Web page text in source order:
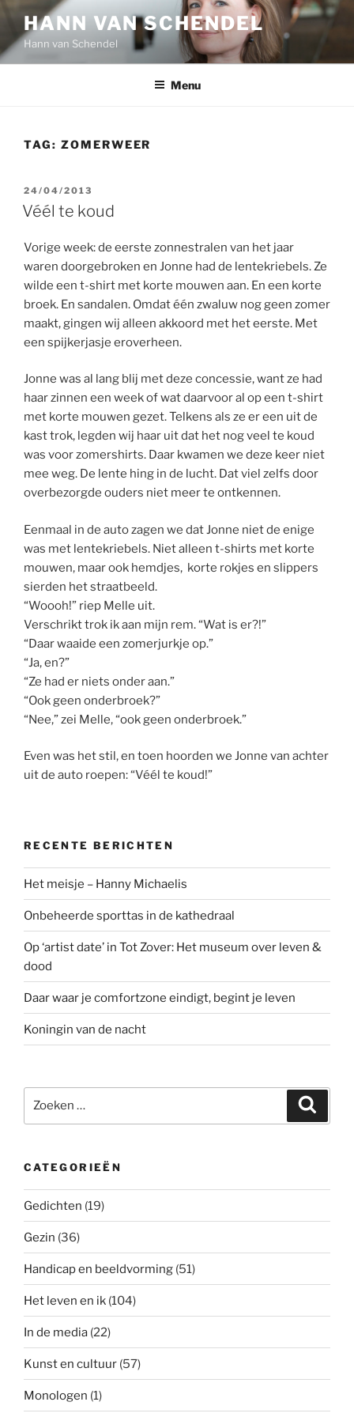
Ga
de
inhoud
HANN VAN SCHENDEL
Hann van Schendel
Menu
TAG: ZOMERWEER
GEPLAATST
OP
24/04/2013
Véél te koud
Vorige week: de eerste zonnestralen van het jaar
waren doorgebroken en Jonne had de lentekriebels. Ze
wilde een t-shirt met korte mouwen aan. En een korte
broek. En sandalen. Omdat één zwaluw nog geen zomer
maakt, gingen wij alleen akkoord met het eerste. Met
een spijkerjasje eroverheen.
Jonne was al lang blij met deze concessie, want ze had
haar zinnen een week of wat daarvoor al op een t-shirt
met korte mouwen gezet. Telkens als ze er een uit de
kast trok, legden wij haar uit dat het nog veel te koud
was voor zomershirts. Daar kwamen we deze keer niet
mee weg. De lente hing in de lucht. Dat viel zelfs door
overbezorgde ouders niet meer te ontkennen.
Eenmaal in de auto zagen we dat Jonne niet de enige
was met lentekriebels. Niet alleen t-shirts met korte
mouwen, maar ook hemdjes, korte rokjes en slippers
sierden het straatbeeld.
“Woooh!” riep Melle uit.
Verschrikt trok ik aan mijn rem. “Wat is er?!”
“Daar waaide een zomerjurkje op.”
“Ja, en?”
“Ze had er niets onder aan.”
“Ook geen onderbroek?”
“Nee,” zei Melle, “ook geen onderbroek.”
Even was het stil, en toen hoorden we Jonne van achter
uit de auto roepen: “Véél te koud!”
RECENTE BERICHTEN
Het meisje – Hanny Michaelis
Onbeheerde sporttas in de kathedraal
Op ‘artist date’ in Tot Zover: Het museum over leven &
dood
Daar waar je comfortzone eindigt, begint je leven
Koningin van de nacht
naar:
CATEGORIEËN
Gedichten (19)
Gezin (36)
Handicap en beeldvorming (51)
Het leven en ik (104)
In de media (22)
Kunst en cultuur (57)
Monologen (1)